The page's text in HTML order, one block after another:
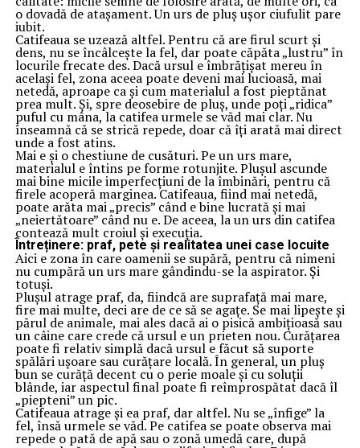
o dovadă de atașament. Un urs de pluș ușor ciufulit pare
iubit.
Catifeaua se uzează altfel. Pentru că are firul scurt și
dens, nu se încâlcește la fel, dar poate căpăta „lustru” în
locurile frecate des. Dacă ursul e îmbrățișat mereu în
același fel, zona aceea poate deveni mai lucioasă, mai
netedă, aproape ca și cum materialul a fost pieptănat
prea mult. Și, spre deosebire de pluș, unde poți „ridica”
puful cu mâna, la catifea urmele se văd mai clar. Nu
înseamnă că se strică repede, doar că îți arată mai direct
unde a fost atins.
Mai e și o chestiune de cusături. Pe un urs mare,
materialul e întins pe forme rotunjite. Plușul ascunde
mai bine micile imperfecțiuni de la îmbinări, pentru că
firele acoperă marginea. Catifeaua, fiind mai netedă,
poate arăta mai „precis” când e bine lucrată și mai
„neiertătoare” când nu e. De aceea, la un urs din catifea
contează mult croiul și execuția.
Întreținere: praf, pete și realitatea unei case locuite
Aici e zona în care oamenii se supără, pentru că nimeni
nu cumpără un urs mare gândindu-se la aspirator. Și
totuși.
Plușul atrage praf, da, fiindcă are suprafață mai mare,
fire mai multe, deci are de ce să se agațe. Se mai lipește și
părul de animale, mai ales dacă ai o pisică ambițioasă sau
un câine care crede că ursul e un prieten nou. Curățarea
poate fi relativ simplă dacă ursul e făcut să suporte
spălări ușoare sau curățare locală. În general, un pluș
bun se curăță decent cu o perie moale și cu soluții
blânde, iar aspectul final poate fi reîmprospătat dacă îl
„piepteni” un pic.
Catifeaua atrage și ea praf, dar altfel. Nu se „înfige” la
fel, însă urmele se văd. Pe catifea se poate observa mai
repede o pată de apă sau o zonă umedă care, după